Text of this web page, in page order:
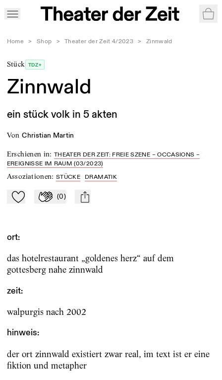
Home > Shop > Theater der Zeit 4/2023 > Zinnwald
Stück TDZ+
Zinnwald
ein stück volk in 5 akten
von Christian Martin
Erschienen in:THEATER DER ZEIT: FREIE SZENE – OCCASIONS –
EREIGNISSE IM RAUM (03/2023)
Assoziationen:STÜCKE DRAMATIK
Zu Mein-TdZ hinzufügen
Applaudieren
(0) mail
ort:
das hotelrestaurant „goldenes herz“ auf dem
gottesberg nahe zinnwald
zeit:
walpurgis nach 2002
hinweis:
der ort zinnwald existiert zwar real, im text ist er eine
fiktion und metapher